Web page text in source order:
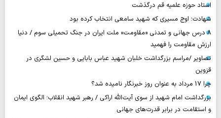
استاد حوزه علمیه قم درگذشت
شهادت؛ اوج مسیری که شهید سامعی انتخاب کرده بود
۸ درس جهانی و تمدنی «مقاومت» ملت ایران در جنگ تحمیلی سوم / دنیا
ارزش مقاومت را فهمید
تصاویر /مراسم بزرگداشت خلبان شهید عباس بابایی و حسین لشگری در
قزوین
چرا 17 مرداد به عنوان روز خبرنگار نامیده شد؟
بزرگداشت امام شهید از سوی آیت‌الله اراکی / رهبر شهید انقلاب؛ الگوی ایمان
و استقامت در برابر قدرت‌های جهانی